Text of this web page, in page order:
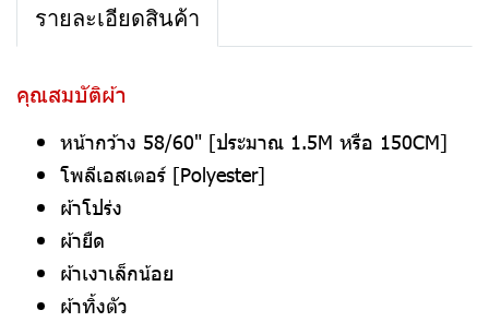
รายละเอียดสินค้า
คุณสมบัติผ้า
หน้ากว้าง 58/60" [ประมาณ 1.5M หรือ 150CM]
โพลีเอสเตอร์ [Polyester]
ผ้าโปร่ง
ผ้ายืด
ผ้าเงาเล็กน้อย
ผ้าทิ้งตัว